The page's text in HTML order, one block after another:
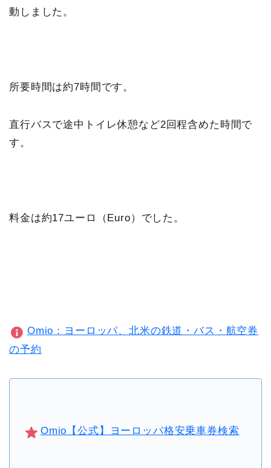
動しました。
所要時間は約7時間です。
直行バスで途中トイレ休憩など2回程含めた時間で
す。
料金は約17ユーロ（Euro）でした。
Omio：ヨーロッパ、北米の鉄道・バス・航空券
の予約
Omio【公式】ヨーロッパ格安乗車券検索